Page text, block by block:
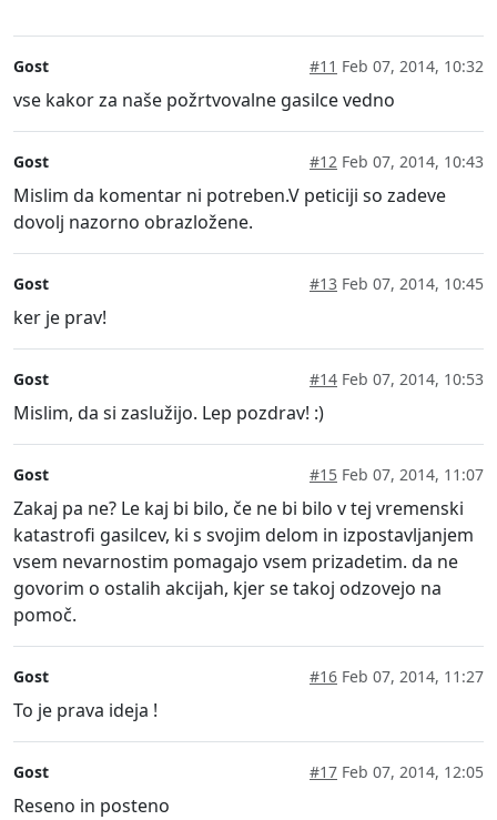
Gost #11 Feb 07, 2014, 10:32
vse kakor za naše požrtvovalne gasilce vedno
Gost #12 Feb 07, 2014, 10:43
Mislim da komentar ni potreben.V peticiji so zadeve
dovolj nazorno obrazložene.
Gost #13 Feb 07, 2014, 10:45
ker je prav!
Gost #14 Feb 07, 2014, 10:53
Mislim, da si zaslužijo. Lep pozdrav! :)
Gost #15 Feb 07, 2014, 11:07
Zakaj pa ne? Le kaj bi bilo, če ne bi bilo v tej vremenski
katastrofi gasilcev, ki s svojim delom in izpostavljanjem
vsem nevarnostim pomagajo vsem prizadetim. da ne
govorim o ostalih akcijah, kjer se takoj odzovejo na
pomoč.
Gost #16 Feb 07, 2014, 11:27
To je prava ideja !
Gost #17 Feb 07, 2014, 12:05
Reseno in posteno